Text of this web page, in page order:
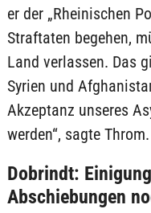
er der „Rheinischen
Straftaten begehen,
Land verlassen. Das
Syrien und
Akzeptanz unseres
werden“, sagte Throm.
Dobrindt:
Abschiebungen